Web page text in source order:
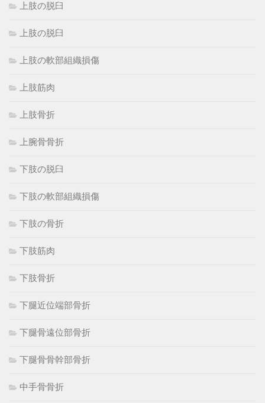
上肢の脱臼
上肢の脱臼
上肢の軟部組織損傷
上肢筋肉
上肢骨折
上腕骨骨折
下肢の脱臼
下肢の軟部組織損傷
下肢の骨折
下肢筋肉
下肢骨折
下腿近位端部骨折
下腿骨遠位部骨折
下腿骨骨幹部骨折
中手骨骨折